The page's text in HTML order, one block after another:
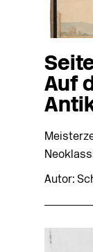
Auf
Autor: